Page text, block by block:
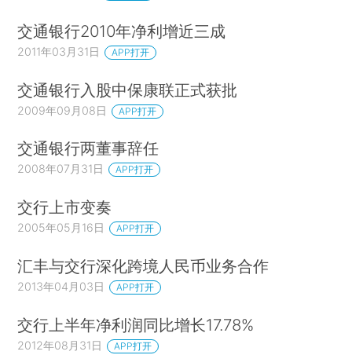
交通银行2010年净利增近三成
2011年03月31日 APP打开
交通银行入股中保康联正式获批
2009年09月08日 APP打开
交通银行两董事辞任
2008年07月31日 APP打开
交行上市变奏
2005年05月16日 APP打开
汇丰与交行深化跨境人民币业务合作
2013年04月03日 APP打开
交行上半年净利润同比增长17.78%
2012年08月31日 APP打开